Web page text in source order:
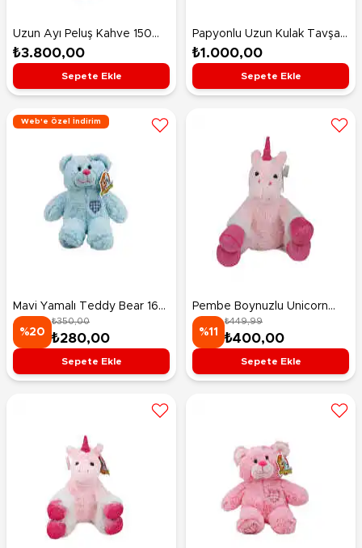
Uzun Ayı Peluş Kahve 150
Cm
₺3.800,00
Sepete Ekle
Papyonlu Uzun Kulak Tavşan
Ekru 60 Cm
₺1.000,00
Sepete Ekle
Web'e Özel İndirim
Mavi Yamalı Teddy Bear 16
Cm
%20
₺350,00
₺280,00
Sepete Ekle
Pembe Boynuzlu Unicorn
Peluş 40 Cm
%11
₺449,99
₺400,00
Sepete Ekle